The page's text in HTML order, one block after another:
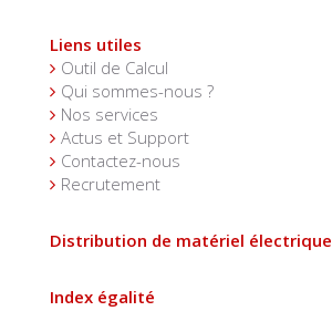
Liens utiles
Outil de Calcul
Qui sommes-nous ?
Nos services
Actus et Support
Contactez-nous
Recrutement
Distribution de matériel électrique
Index égalité